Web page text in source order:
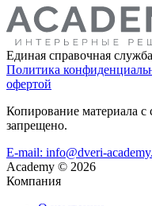
Единая справочная
Политика
офертой
Копирование материала с
запрещено.
E-mail: info@dveri-
Academy © 2026
Компания